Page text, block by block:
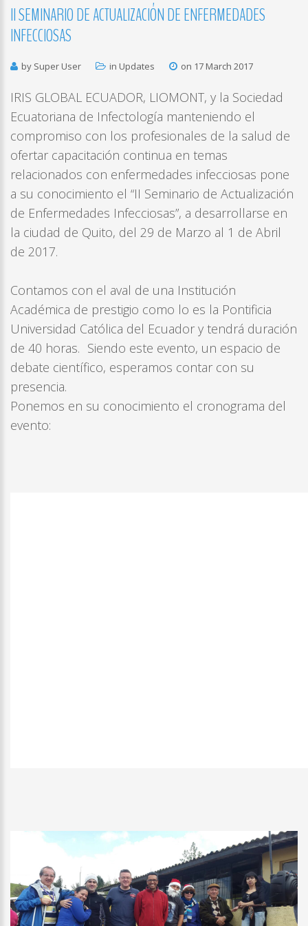
IISEMINARIODEACTUALIZACIÓNDEENFERMEDADES
INFECCIOSAS
by Super User in Updates on 17 March 2017
IRIS GLOBAL ECUADOR, LIOMONT, y la Sociedad
Ecuatoriana de Infectología manteniendo el
compromiso con los profesionales de la salud de
ofertar capacitación continua en temas
relacionados con enfermedades infecciosas pone
a su conocimiento el “II Seminario de Actualización
de Enfermedades Infecciosas”, a desarrollarse en
la ciudad de Quito, del 29 de Marzo al 1 de Abril
de 2017.
Contamos con el aval de una Institución
Académica de prestigio como lo es la Pontificia
Universidad Católica del Ecuador y tendrá duración
de 40 horas. Siendo este evento, un espacio de
debate científico, esperamos contar con su
presencia.
Ponemos en su conocimiento el cronograma del
evento: